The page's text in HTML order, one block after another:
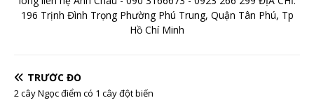
196 Trịnh Đình Trọng Phường Phú Trung, Quận Tân Phú, Tp
Hồ Chí Minh
TRƯỚC ĐÓ
2 cây Ngọc điểm có 1 cây đột biến